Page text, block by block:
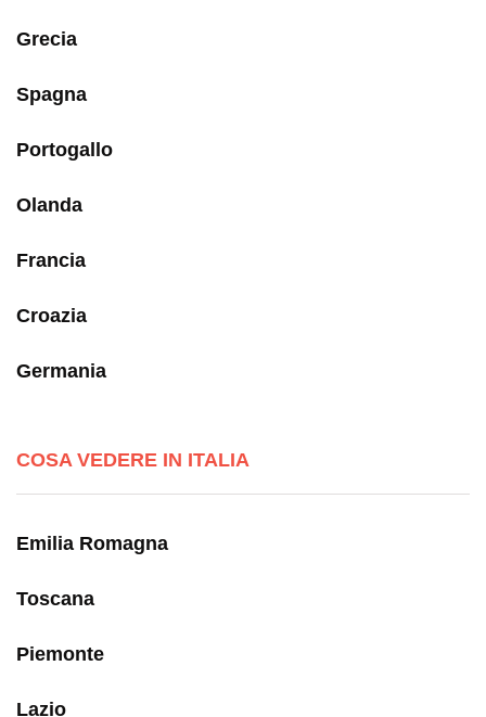
Grecia
Spagna
Portogallo
Olanda
Francia
Croazia
Germania
COSA VEDERE IN ITALIA
Emilia Romagna
Toscana
Piemonte
Lazio